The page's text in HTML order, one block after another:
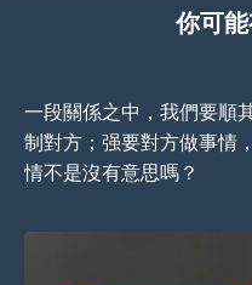
你可
一段關係之中，我們要順
制對方；强要對方做事情
情不是沒有意思嗎？